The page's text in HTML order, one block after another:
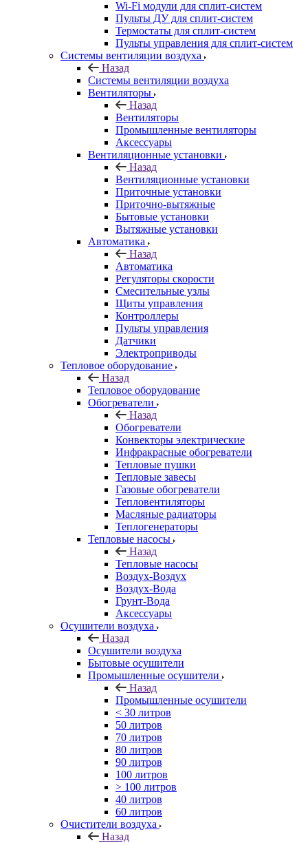
Wi-Fi модули для сплит-систем
Пульты ДУ для сплит-систем
Термостаты для сплит-систем
Пульты управления для сплит-систем
Системы вентиляции воздуха
Назад
Системы вентиляции воздуха
Вентиляторы
Назад
Вентиляторы
Промышленные вентиляторы
Аксессуары
Вентиляционные установки
Назад
Вентиляционные установки
Приточные установки
Приточно-вытяжные
Бытовые установки
Вытяжные установки
Автоматика
Назад
Автоматика
Регуляторы скорости
Смесительные узлы
Щиты управления
Контроллеры
Пульты управления
Датчики
Электроприводы
Тепловое оборудование
Назад
Тепловое оборудование
Обогреватели
Назад
Обогреватели
Конвекторы электрические
Инфракрасные обогреватели
Тепловые пушки
Тепловые завесы
Газовые обогреватели
Тепловентиляторы
Масляные радиаторы
Теплогенераторы
Тепловые насосы
Назад
Тепловые насосы
Воздух-Воздух
Воздух-Вода
Грунт-Вода
Аксессуары
Осушители воздуха
Назад
Осушители воздуха
Бытовые осушители
Промышленные осушители
Назад
Промышленные осушители
< 30 литров
50 литров
70 литров
80 литров
90 литров
100 литров
> 100 литров
40 литров
60 литров
Очистители воздуха
Назад